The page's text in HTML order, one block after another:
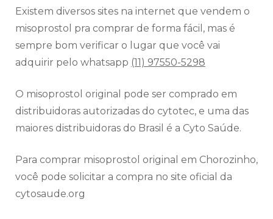
Existem diversos sites na internet que vendem o
misoprostol pra comprar de forma fácil, mas é
sempre bom verificar o lugar que você vai
adquirir pelo whatsapp (11) 97550-5298
O misoprostol original pode ser comprado em
distribuidoras autorizadas do cytotec, e uma das
maiores distribuidoras do Brasil é a Cyto Saúde.
Para comprar misoprostol original em Chorozinho,
você pode solicitar a compra no site oficial da
cytosaude.org